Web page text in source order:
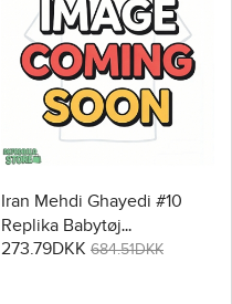
Iran Mehdi Ghayedi #10
Replika Babytøj
Udebanesæt Børn VM
273.79DKK 684.51DKK